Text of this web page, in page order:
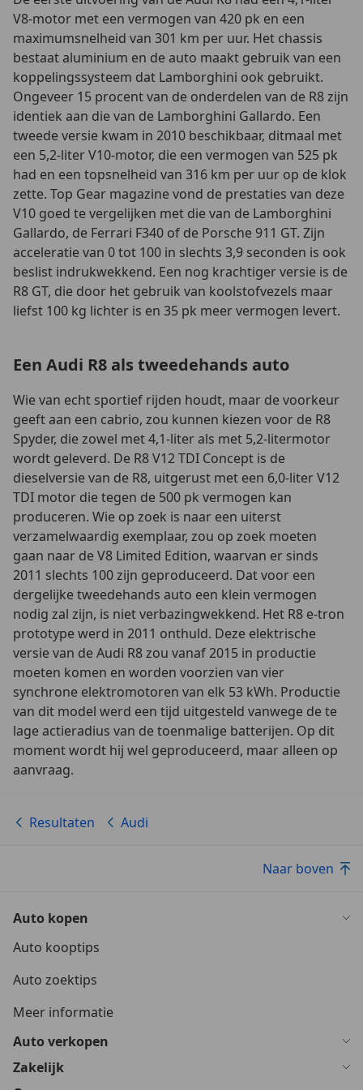
V8-motor met een vermogen van 420 pk en een
maximumsnelheid van 301 km per uur. Het chassis
bestaat aluminium en de auto maakt gebruik van een
koppelingssysteem dat Lamborghini ook gebruikt.
Ongeveer 15 procent van de onderdelen van de R8 zijn
identiek aan die van de Lamborghini Gallardo. Een
tweede versie kwam in 2010 beschikbaar, ditmaal met
een 5,2-liter V10-motor, die een vermogen van 525 pk
had en een topsnelheid van 316 km per uur op de klok
zette. Top Gear magazine vond de prestaties van deze
V10 goed te vergelijken met die van de Lamborghini
Gallardo, de Ferrari F340 of de Porsche 911 GT. Zijn
acceleratie van 0 tot 100 in slechts 3,9 seconden is ook
beslist indrukwekkend. Een nog krachtiger versie is de
R8 GT, die door het gebruik van koolstofvezels maar
liefst 100 kg lichter is en 35 pk meer vermogen levert.
Een Audi R8 als tweedehands auto
Wie van echt sportief rijden houdt, maar de voorkeur
geeft aan een cabrio, zou kunnen kiezen voor de R8
Spyder, die zowel met 4,1-liter als met 5,2-litermotor
wordt geleverd. De R8 V12 TDI Concept is de
dieselversie van de R8, uitgerust met een 6,0-liter V12
TDI motor die tegen de 500 pk vermogen kan
produceren. Wie op zoek is naar een uiterst
verzamelwaardig exemplaar, zou op zoek moeten
gaan naar de V8 Limited Edition, waarvan er sinds
2011 slechts 100 zijn geproduceerd. Dat voor een
dergelijke tweedehands auto een klein vermogen
nodig zal zijn, is niet verbazingwekkend. Het R8 e-tron
prototype werd in 2011 onthuld. Deze elektrische
versie van de Audi R8 zou vanaf 2015 in productie
moeten komen en worden voorzien van vier
synchrone elektromotoren van elk 53 kWh. Productie
van dit model werd een tijd uitgesteld vanwege de te
lage actieradius van de toenmalige batterijen. Op dit
moment wordt hij wel geproduceerd, maar alleen op
aanvraag.
Resultaten Audi
Naar boven
Auto kopen
Auto kooptips
Auto zoektips
Meer informatie
Auto verkopen
Zakelijk